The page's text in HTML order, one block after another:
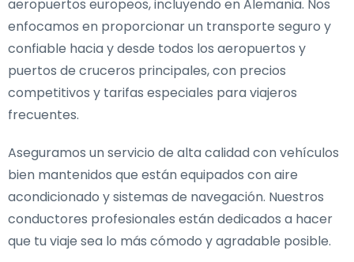
aeropuertos europeos, incluyendo en Alemania. Nos
enfocamos en proporcionar un transporte seguro y
confiable hacia y desde todos los aeropuertos y
puertos de cruceros principales, con precios
competitivos y tarifas especiales para viajeros
frecuentes.
Aseguramos un servicio de alta calidad con vehículos
bien mantenidos que están equipados con aire
acondicionado y sistemas de navegación. Nuestros
conductores profesionales están dedicados a hacer
que tu viaje sea lo más cómodo y agradable posible.